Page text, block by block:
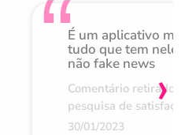
É um aplicativo
tudo que tem nele
não fake news
Comentário retirado
pesquisa de
30/01/2023
›